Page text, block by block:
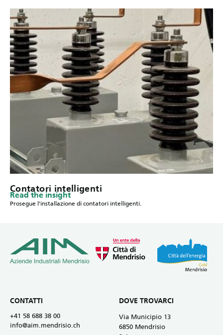
Contatori intelligenti
Prosegue l'installazione di contatori intelligenti.
Read the insight
CONTATTI
+41 58 688 38 00
info@aim.mendrisio.ch
DOVE TROVARCI
Via Municipio 13
6850 Mendrisio